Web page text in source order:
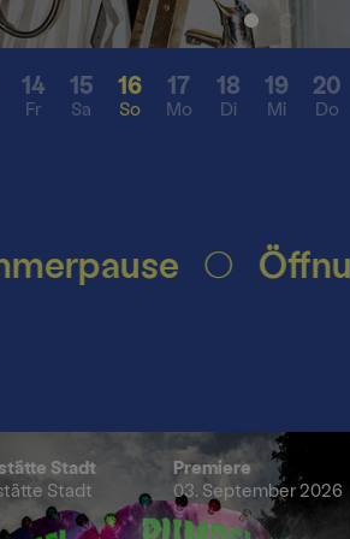
14
Fr
15
Sa
16
So
17
Mo
18
Di
19
Mi
20
Do
Stadt
Stadt
Premiere
03. September 2026